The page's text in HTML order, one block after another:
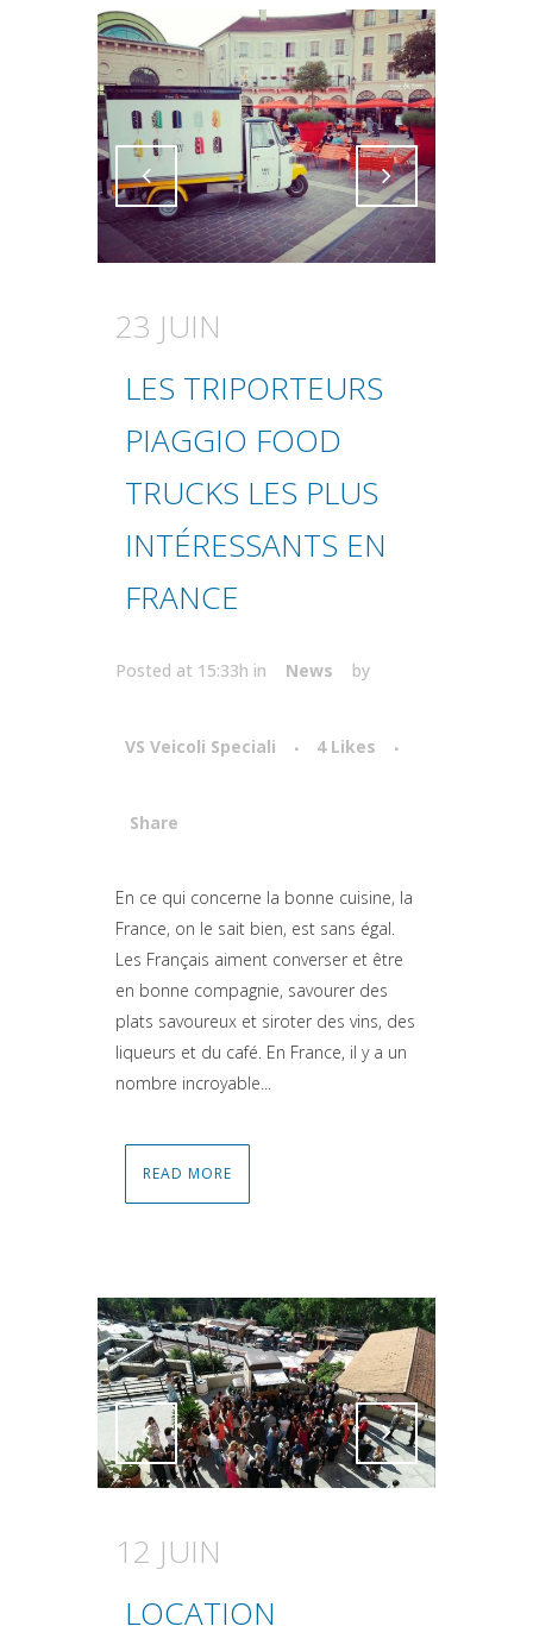
Attiva comando Attiva comando
23 JUIN
LES TRIPORTEURS
PIAGGIO FOOD
TRUCKS LES PLUS
INTÉRESSANTS EN
FRANCE
Posted at 15:33h in News by
VS Veicoli Speciali 4 Likes
Share
Attiva comando
En ce qui concerne la bonne cuisine, la
France, on le sait bien, est sans égal.
Les Français aiment converser et être
en bonne compagnie, savourer des
plats savoureux et siroter des vins, des
liqueurs et du café. En France, il y a un
nombre incroyable...
READ MORE
Attiva comando Attiva comando
12 JUIN
LOCATION